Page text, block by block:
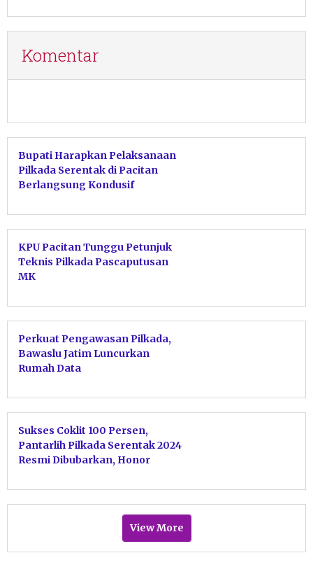
Komentar
Bupati Harapkan Pelaksanaan
Pilkada Serentak di Pacitan
Berlangsung Kondusif
KPU Pacitan Tunggu Petunjuk
Teknis Pilkada Pascaputusan
MK
Perkuat Pengawasan Pilkada,
Bawaslu Jatim Luncurkan
Rumah Data
Sukses Coklit 100 Persen,
Pantarlih Pilkada Serentak 2024
Resmi Dibubarkan, Honor
View More